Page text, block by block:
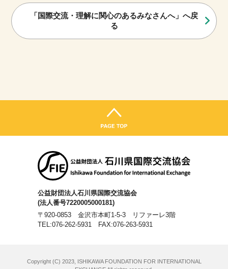
「国際交流・理解に関心のあるみなさんへ」へ戻
る
公益財団法人石川県国際交流協会
(法人番号7220005000181)
〒920-0853 金沢市本町1-5-3 リファーレ3階
TEL:076-262-5931
FAX:076-263-5931
Copyright (C) 2023, ISHIKAWA FOUNDATION FOR INTERNATIONAL